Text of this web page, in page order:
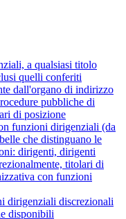
a qualsiasi titolo
quelli conferiti
dall'organo di indirizzo
pubbliche di
di posizione
funzioni dirigenziali (da
che distinguano le
dirigenti, dirigenti
titolari di
con funzioni
dirigenziali discrezionali
disponibili